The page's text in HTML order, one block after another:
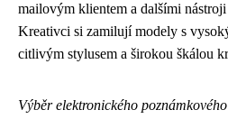
mailovým klientem a dalšími
Kreativci si zamilují modely s
citlivým stylusem a širokou škálou
Výběr elektronického